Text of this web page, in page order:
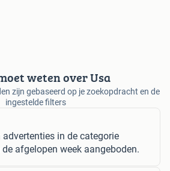
weten over Usa
zijn gebaseerd op je zoekopdracht en de
ingestelde filters
advertenties in de categorie
afgelopen week aangeboden.